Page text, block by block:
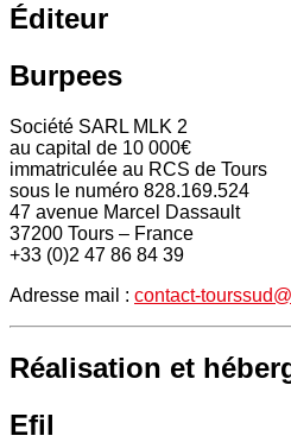
Éditeur
Burpees
Société SARL MLK 2
au capital de 10 000€
immatriculée au RCS de Tours
sous le numéro 828.169.524
47 avenue Marcel Dassault
37200 Tours – France
+33 (0)2 47 86 84 39
Adresse mail : contact-
Réalisation et
Efil